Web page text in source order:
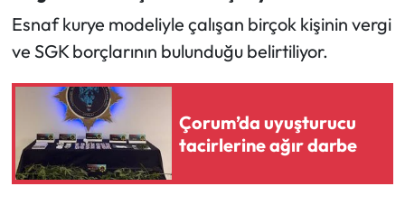
Esnaf kurye modeliyle çalışan birçok kişinin vergi
ve SGK borçlarının bulunduğu belirtiliyor.
Çorum’da uyuşturucu
tacirlerine ağır darbe